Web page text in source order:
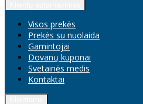
Visos prekės
Prekės su nuolaida
Gamintojai
Dovanų kuponai
Svetainės medis
Kontaktai